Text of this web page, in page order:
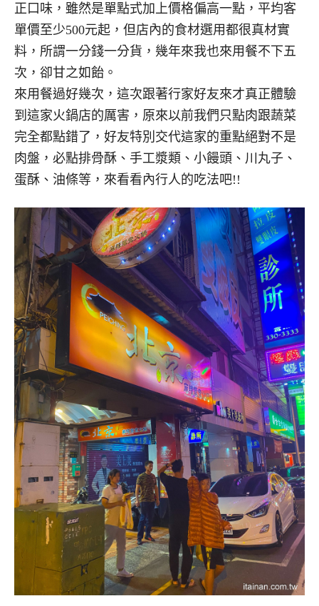
正口味，雖然是單點式加上價格偏高一點，平均客
單價至少500元起，但店內的食材選用都很真材實
料，所謂一分錢一分貨，幾年來我也來用餐不下五
次，卻甘之如飴。
來用餐過好幾次，這次跟著行家好友來才真正體驗
到這家火鍋店的厲害，原來以前我們只點肉跟蔬菜
完全都點錯了，好友特別交代這家的重點絕對不是
肉盤，必點排骨酥、手工漿類、小饅頭、川丸子、
蛋酥、油條等，來看看內行人的吃法吧!!